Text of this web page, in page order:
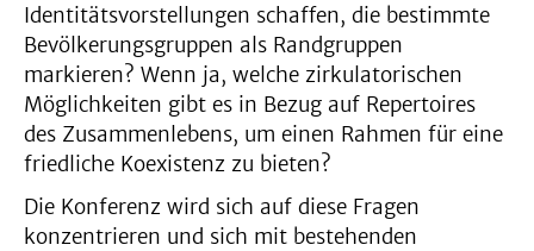
Identitätsvorstellungen schaffen, die bestimmte
Bevölkerungsgruppen als Randgruppen
markieren? Wenn ja, welche zirkulatorischen
Möglichkeiten gibt es in Bezug auf Repertoires
des Zusammenlebens, um einen Rahmen für eine
friedliche Koexistenz zu bieten?
Die Konferenz wird sich auf diese Fragen
konzentrieren und sich mit bestehenden